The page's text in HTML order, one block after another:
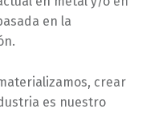
en la
crear
es nuestro